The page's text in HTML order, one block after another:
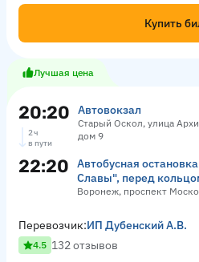
Купить
Лучшая цена
20:20 Автовокзал
Старый Оскол, улица
дом 9
2 ч
в пути
22:20
Автобусная
Славы", перед
Воронеж, проспект
Перевозчик:ИП Дубенский А.В.
4.5 132 отзывов